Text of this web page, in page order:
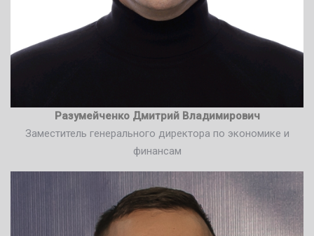
Разумейченко Дмитрий Владимирович
Заместитель генерального директора по экономике и
финансам